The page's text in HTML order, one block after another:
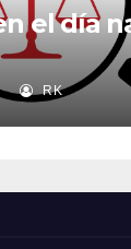
el día
RK